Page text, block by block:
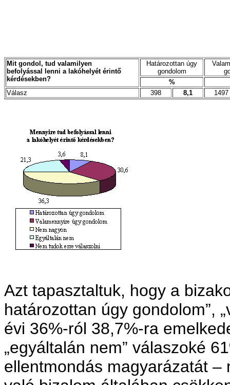
Mit gondol, tud valamilyen
befolyással lenni a lakóhelyét érintő
kérdésekben?
Határozottan úgy
gondolom
%
Válasz
398 8,1 1497
Azt tapasztaltuk, hogy a
határozottan úgy gondolom”,
évi 36%-ról 38,7%-ra
„egyáltalán nem” válaszoké
ellentmondás magyarázatát